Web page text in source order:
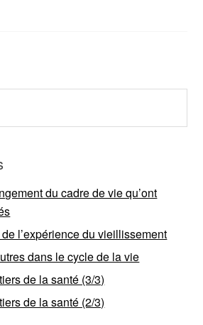
du cadre de vie qu’ont
l’expérience du vieillissement
dans le cycle de la vie
de la santé (3/3)
de la santé (2/3)